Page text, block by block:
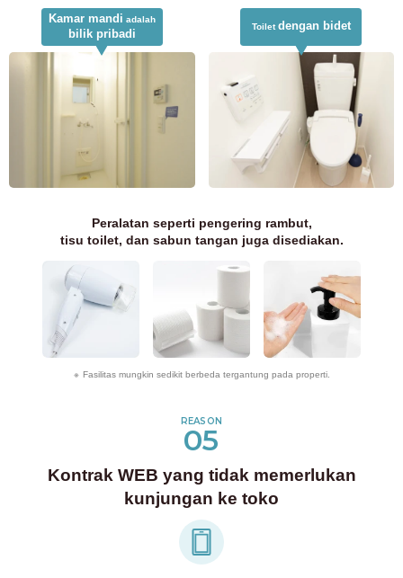
Kamar mandi adalah
bilik pribadi
Toiletdengan bidet
Peralatan seperti pengering rambut,
tisu toilet, dan sabun tangan juga disediakan.
Fasilitas mungkin sedikit berbeda tergantung pada properti.
REASON
05
Kontrak WEB yang tidak memerlukan
kunjungan ke toko